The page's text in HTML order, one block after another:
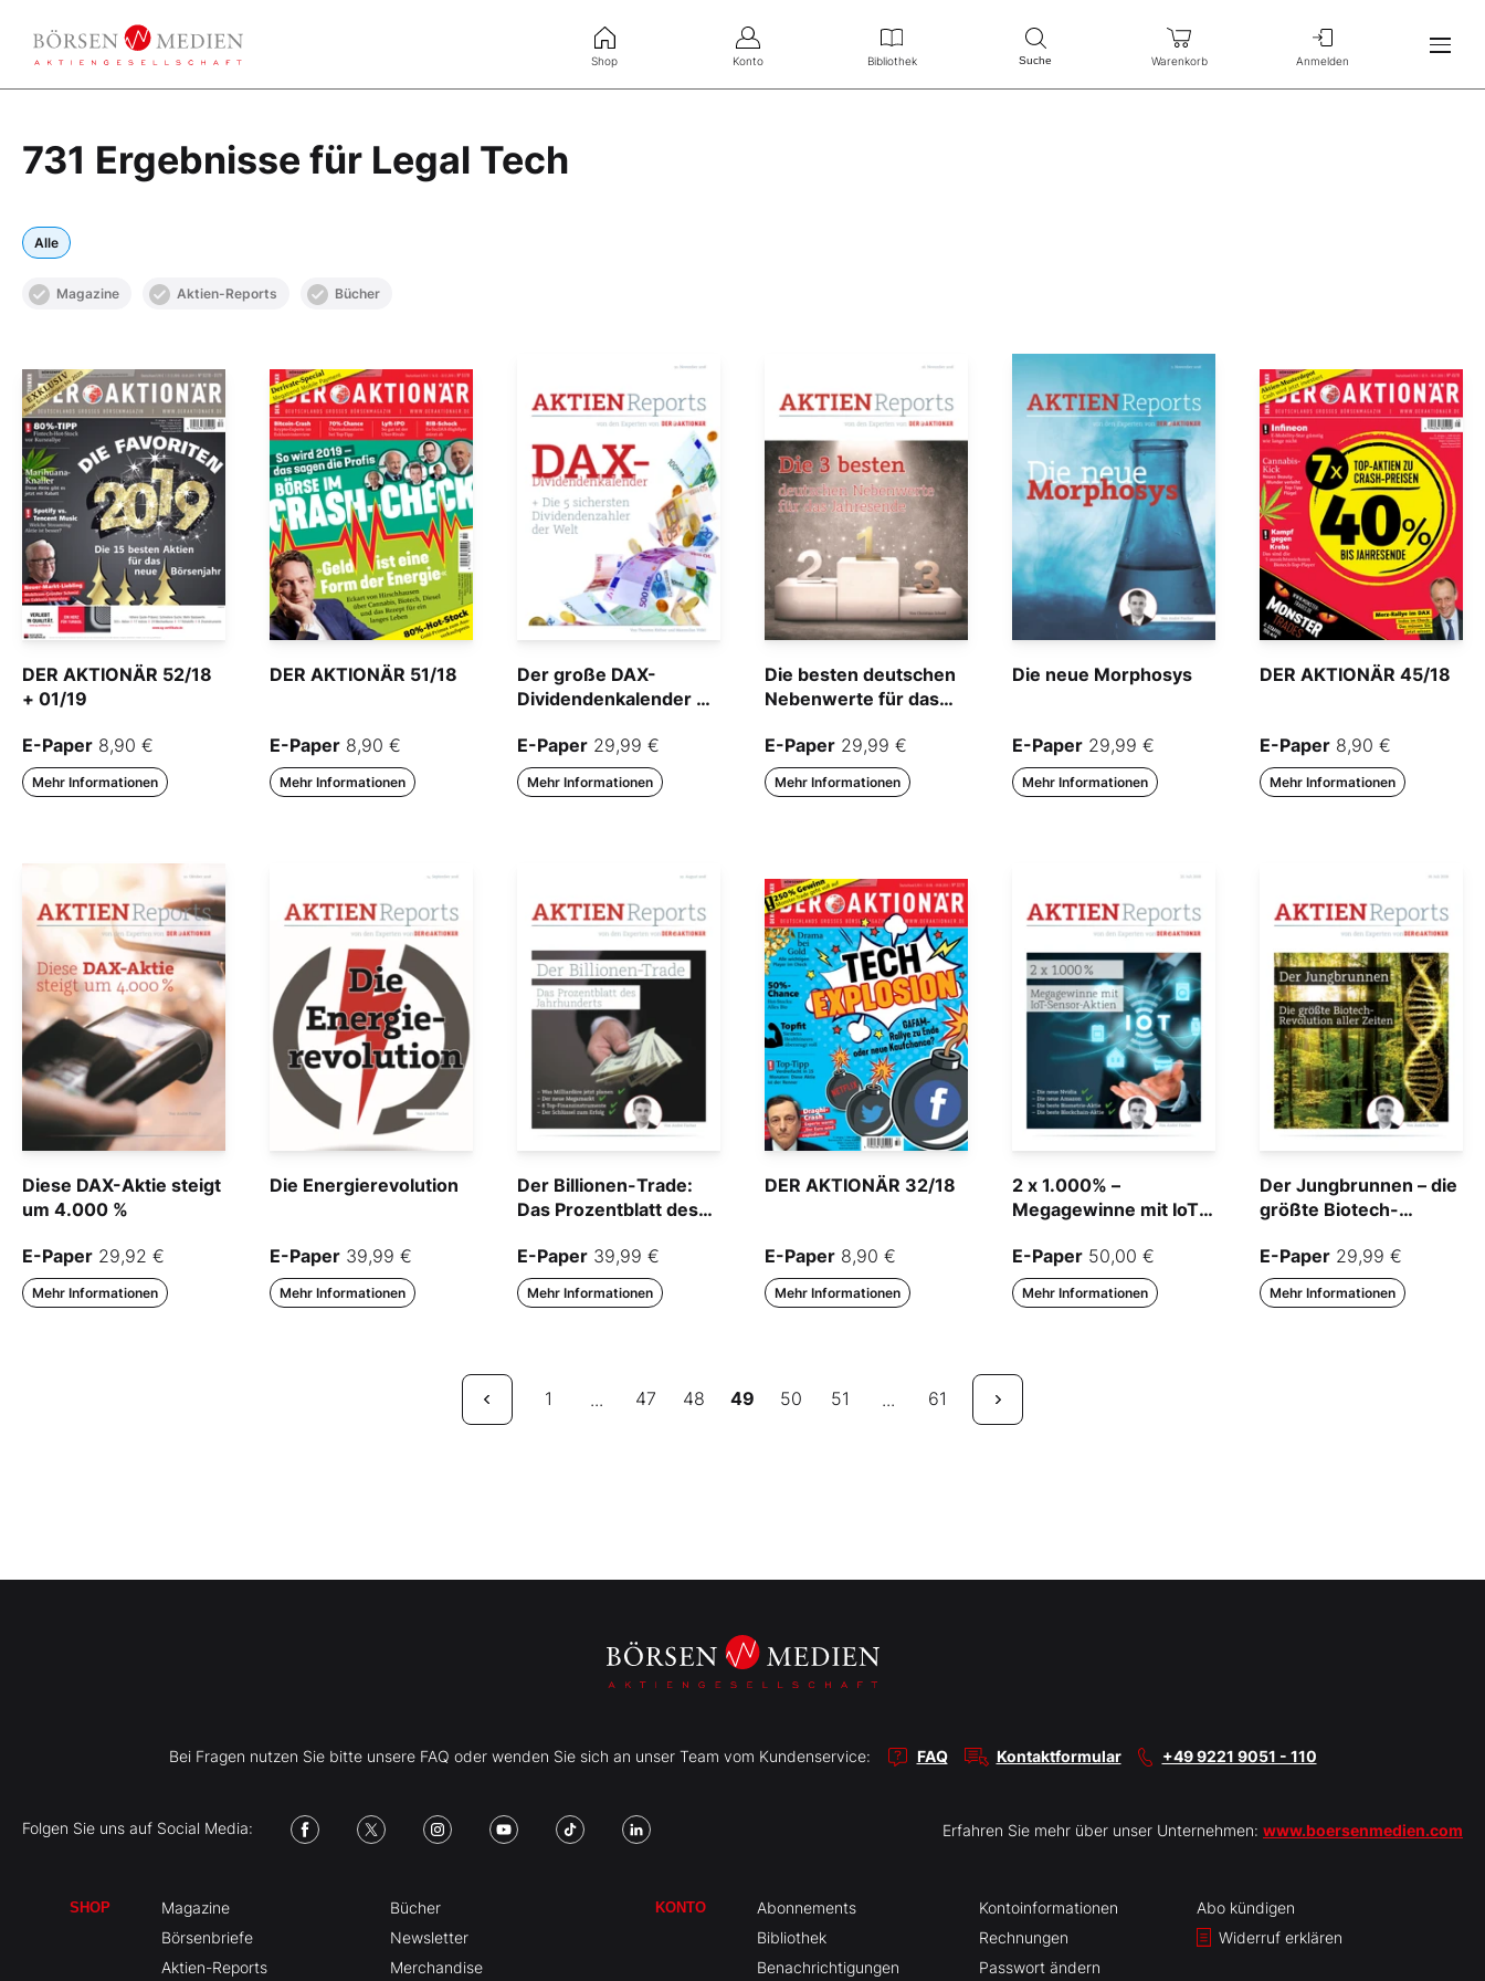
Shop Konto Bibliothek Suche Warenkorb Anmelden
731 Ergebnisse für Legal Tech
Alle
Magazine Aktien-Reports Bücher
DER AKTIONÄR 52/18
+ 01/19
E-Paper 8,90 €
Mehr Informationen
DER AKTIONÄR 51/18
E-Paper 8,90 €
Mehr Informationen
Der große DAX-
Dividendenkalender +
Dividendenzahler der
Welt
E-Paper 29,99 €
Mehr Informationen
Die besten deutschen
Nebenwerte für das
E-Paper 29,99 €
Mehr Informationen
Die neue Morphosys
E-Paper 29,99 €
Mehr Informationen
DER AKTIONÄR 45/18
E-Paper 8,90 €
Mehr Informationen
Diese DAX-Aktie steigt
um 4.000 %
E-Paper 29,92 €
Mehr Informationen
Die Energierevolution
E-Paper 39,99 €
Mehr Informationen
Der Billionen-Trade:
Das Prozentblatt des
E-Paper 39,99 €
Mehr Informationen
DER AKTIONÄR 32/18
E-Paper 8,90 €
Mehr Informationen
2 x 1.000% –
Megagewinne mit IoT–
E-Paper 50,00 €
Mehr Informationen
Der Jungbrunnen – die
größte Biotech-
E-Paper 29,99 €
Mehr Informationen
1 ... 47 48 49 50 51 ... 61
Bei Fragen nutzen Sie bitte unsere FAQ oder wenden Sie sich an unser Team vom Kundenservice: FAQ Kontaktformular +49 9221 9051 - 110
Folgen Sie uns auf Social Media: Erfahren Sie mehr über unser Unternehmen: www.boersenmedien.com
SHOP
Magazine
Börsenbriefe
Aktien-Reports
Bücher
Newsletter
Merchandise
KONTO
Abonnements
Bibliothek
Benachrichtigungen
Kontoinformationen
Rechnungen
Passwort ändern
Abo kündigen
Widerruf erklären